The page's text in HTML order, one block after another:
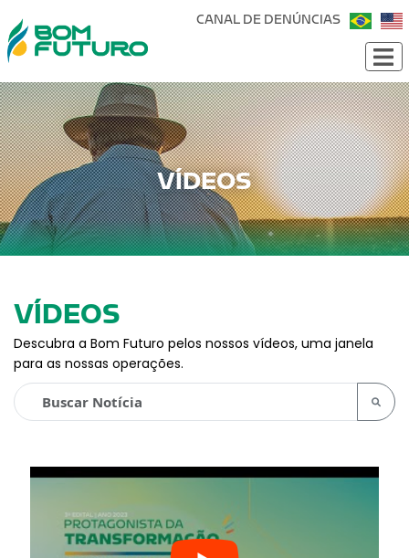
CANAL DE DENÚNCIAS
VÍDEOS
VÍDEOS
Descubra a Bom Futuro pelos nossos vídeos, uma janela
para as nossas operações.